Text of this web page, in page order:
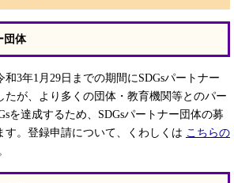
団体
3年1月29日までの期間にSDGsパートナー
たが、より多くの団体・教育機関等とのパー
を達成するため、SDGsパートナー団体の募
す。登録申請について、くわしくは こちらの